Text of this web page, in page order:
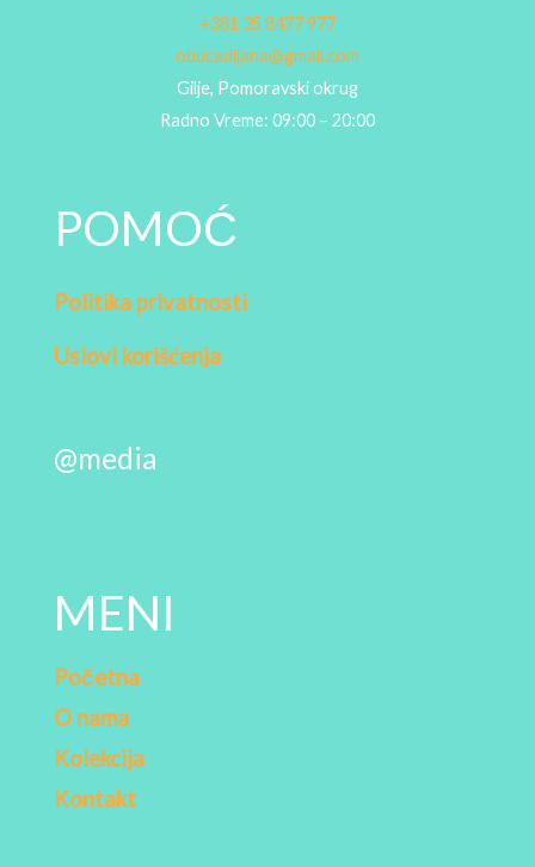
+381 35 8477 977
obucadijana@gmail.com
Gilje, Pomoravski okrug
Radno Vreme: 09:00 – 20:00
POMOĆ
Politika privatnosti
Uslovi korišćenja
@media
MENI
Početna
O nama
Kolekcija
Kontakt